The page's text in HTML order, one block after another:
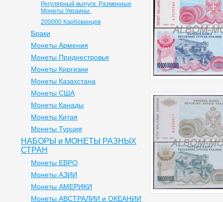
Регулярный выпуск. Разменные
Монеты Украины.
200000 Карбованцев
Браки
Монеты Армения
Монеты Приднестровья
Монеты Киргизии
Монеты Казахстана
Монеты США
Монеты Канады
Монеты Китая
Монеты Турция
НАБОРЫ и МОНЕТЫ РАЗНЫХ
СТРАН
Монеты ЕВРО
Монеты АЗИИ
Монеты АМЕРИКИ
Монеты АВСТРАЛИИ и ОКЕАНИИ